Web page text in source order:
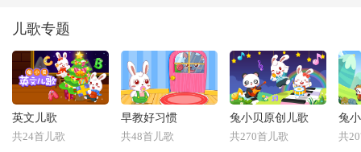
儿歌专题
英文儿歌
共24首儿歌
早教好习惯
共48首儿歌
兔小贝原创儿歌
共270首儿歌
兔
共